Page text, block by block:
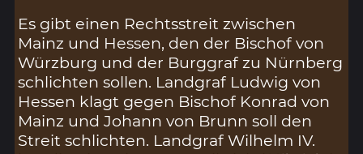
Es gibt einen Rechtsstreit zwischen
Mainz und Hessen, den der Bischof von
Würzburg und der Burggraf zu Nürnberg
schlichten sollen. Landgraf Ludwig von
Hessen klagt gegen Bischof Konrad von
Mainz und Johann von Brunn soll den
Streit schlichten. Landgraf Wilhelm IV.